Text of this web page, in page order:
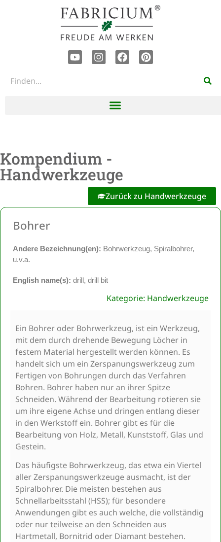
Kompendium -
Handwerkzeuge
Zurück zu Handwerkzeuge
Bohrer
Andere Bezeichnung(en): Bohrwerkzeug, Spiralbohrer,
u.v.a.
English name(s): drill, drill bit
Kategorie: Handwerkzeuge
Ein Bohrer oder Bohrwerkzeug, ist ein Werkzeug,
mit dem durch drehende Bewegung Löcher in
festem Material hergestellt werden können. Es
handelt sich um ein Zerspanungswerkzeug zum
Fertigen von Bohrungen durch das Verfahren
Bohren. Bohrer haben nur an ihrer Spitze
Schneiden. Während der Bearbeitung rotieren sie
um ihre eigene Achse und dringen entlang dieser
in den Werkstoff ein. Bohrer gibt es für die
Bearbeitung von Holz, Metall, Kunststoff, Glas und
Gestein.
Das häufigste Bohrwerkzeug, das etwa ein Viertel
aller Zerspanungswerkzeuge ausmacht, ist der
Spiralbohrer. Die meisten bestehen aus
Schnellarbeitsstahl (HSS); für besondere
Anwendungen gibt es auch welche, die vollständig
oder nur teilweise an den Schneiden aus
Hartmetall, Bornitrid oder Diamant bestehen.